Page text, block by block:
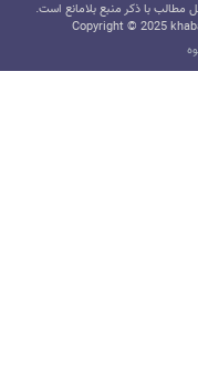
با ذکر منبع بلامانع است.
Copyright © 2025